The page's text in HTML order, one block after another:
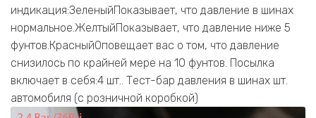
индикация:ЗеленыйПоказывает, что давление в шинах
нормальное.ЖелтыйПоказывает, что давление ниже 5
фунтов.КрасныйОповещает вас о том, что давление
снизилось по крайней мере на 10 фунтов. Посылка
включает в себя:4 шт.. Тест-бар давления в шинах шт.
автомобиля (с розничной коробкой)